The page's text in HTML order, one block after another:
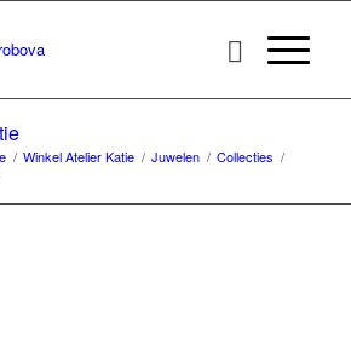
/ Winkel Atelier Katie / Juwelen / Collecties /